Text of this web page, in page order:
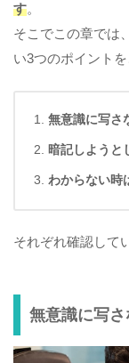
す。
そこでこの章では
い3つのポイント
無意識に写さ
暗記しようと
わからない時
それぞれ確認して
無意識に写さ